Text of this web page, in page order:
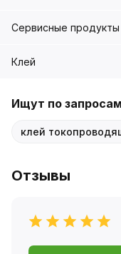
Сервисные продукты
Клей
Ищут по запросам
клей
Отзывы